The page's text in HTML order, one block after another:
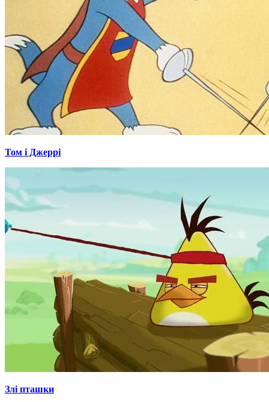
Том і Джеррі
Злі пташки